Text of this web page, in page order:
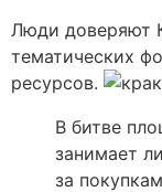
Люди доверяют
тематических
ресурсов.
В битве
занимает
за